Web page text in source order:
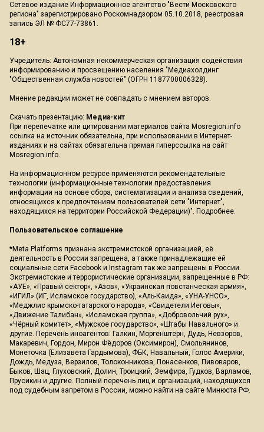
Сетевое издание Информационное агентство "Вести Московского
региона" зарегистрировано Роскомнадзором 05.10.2018, реестровая
запись ЭЛ № ФС77-73861.
18+
Учредитель: Автономная некоммерческая организация содействия
информированию и просвещению населения "Медиахолдинг
"Общественная служба новостей" (ОГРН 1187700006328).
Мнение редакции может не совпадать с мнением авторов.
Скачать презентацию: Медиа-кит
При перепечатке или цитировании материалов сайта Mosregion.info
ссылка на источник обязательна, при использовании в Интернет-
изданиях и на сайтах обязательна прямая гиперссылка на сайт
Mosregion.info.
На информационном ресурсе применяются рекомендательные
технологии (информационные технологии предоставления
информации на основе сбора, систематизации и анализа сведений,
относящихся к предпочтениям пользователей сети "Интернет",
находящихся на территории Российской Федерации)". Подробнее.
Пользовательское соглашение
*Meta Platforms признана экстремистской организацией, её
деятельность в России запрещена, а также принадлежащие ей
социальные сети Facebook и Instagram так же запрещены в России.
Экстремистские и террористические организации, запрещенные в РФ:
«АУЕ», «Правый сектор», «Азов», «Украинская повстанческая армия»,
«ИГИЛ» (ИГ, Исламское государство), «Аль-Каида», «УНА-УНСО»,
«Меджлис крымско-татарского народа», «Свидетели Иеговы»,
«Движение Талибан», «Исламская группа», «Добровольчий рух»,
«Чёрный комитет», «Мужское государство», «Штабы Навального» и
другие. Перечень иноагентов: Галкин, Моргенштерн, Дудь, Невзоров,
Макаревич, Гордон, Мирон Фёдоров (Оксимирон), Смольянинов,
Монеточка (Елизавета Гардымова), ФБК, Навальный, Голос Америки,
Дождь, Медуза, Верзилов, Толоконникова, Понасенков, Пивоваров,
Быков, Шац, Глуховский, Долин, Троицкий, Земфира, Гудков, Варламов,
Прусикин и другие. Полный перечень лиц и организаций, находящихся
под судебным запретом в России, можно найти на сайте Минюста РФ.